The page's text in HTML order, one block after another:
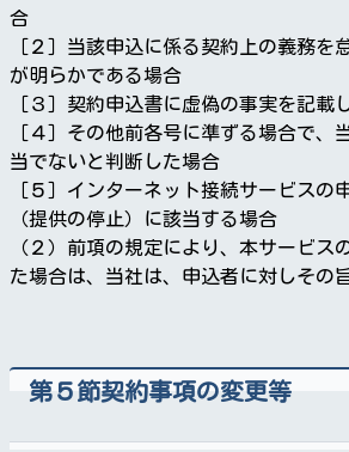
合
［２］当該申込に係る契約上の義務を
が明らかである場合
［３］契約申込書に虚偽の事実を記載
［４］その他前各号に準ずる場合で、
当でないと判断した場合
［５］インターネット接続サービスの
（提供の停止）に該当する場合
（２）前項の規定により、本サービス
た場合は、当社は、申込者に対しその
第５節契約事項の変更等